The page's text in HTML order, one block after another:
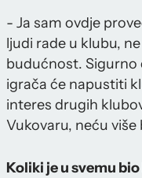
- Ja sam ovdje
ljudi rade u klubu,
budućnost. Sigurno
igrača će napustiti
interes drugih
Vukovaru, neću
Koliki je u svemu